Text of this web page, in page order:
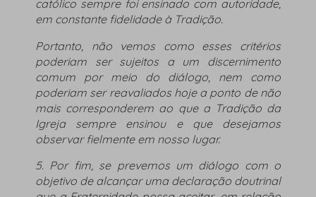
católico sempre foi ensinado com autoridade,
em constante fidelidade à Tradição.
Portanto, não vemos como esses critérios
poderiam ser sujeitos a um discernimento
comum por meio do diálogo, nem como
poderiam ser reavaliados hoje a ponto de não
mais corresponderem ao que a Tradição da
Igreja sempre ensinou e que desejamos
observar fielmente em nosso lugar.
5. Por fim, se prevemos um diálogo com o
objetivo de alcançar uma declaração doutrinal